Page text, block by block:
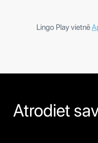
Lingo Play vietnē
Atrodiet